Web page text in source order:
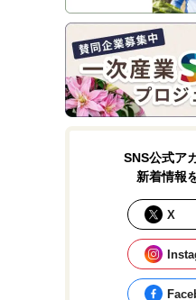
SNS公式ア
新着情報
X